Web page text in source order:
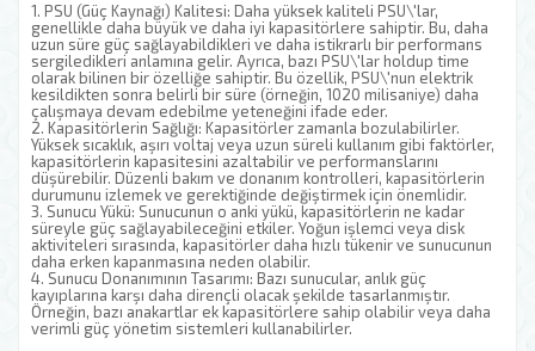
1. PSU (Güç Kaynağı) Kalitesi: Daha yüksek kaliteli PSU\'lar,
genellikle daha büyük ve daha iyi kapasitörlere sahiptir. Bu, daha
uzun süre güç sağlayabildikleri ve daha istikrarlı bir performans
sergiledikleri anlamına gelir. Ayrıca, bazı PSU\'lar holdup time
olarak bilinen bir özelliğe sahiptir. Bu özellik, PSU\'nun elektrik
kesildikten sonra belirli bir süre (örneğin, 1020 milisaniye) daha
çalışmaya devam edebilme yeteneğini ifade eder.
2. Kapasitörlerin Sağlığı: Kapasitörler zamanla bozulabilirler.
Yüksek sıcaklık, aşırı voltaj veya uzun süreli kullanım gibi faktörler,
kapasitörlerin kapasitesini azaltabilir ve performanslarını
düşürebilir. Düzenli bakım ve donanım kontrolleri, kapasitörlerin
durumunu izlemek ve gerektiğinde değiştirmek için önemlidir.
3. Sunucu Yükü: Sunucunun o anki yükü, kapasitörlerin ne kadar
süreyle güç sağlayabileceğini etkiler. Yoğun işlemci veya disk
aktiviteleri sırasında, kapasitörler daha hızlı tükenir ve sunucunun
daha erken kapanmasına neden olabilir.
4. Sunucu Donanımının Tasarımı: Bazı sunucular, anlık güç
kayıplarına karşı daha dirençli olacak şekilde tasarlanmıştır.
Örneğin, bazı anakartlar ek kapasitörlere sahip olabilir veya daha
verimli güç yönetim sistemleri kullanabilirler.